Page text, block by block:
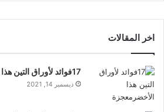
اخر المقالات
17فوائد لأوراق التين هذا الأخضر معجزة
ديسمبر 14, 2021